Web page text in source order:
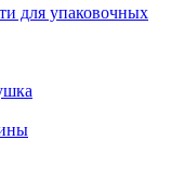
для упаковочных